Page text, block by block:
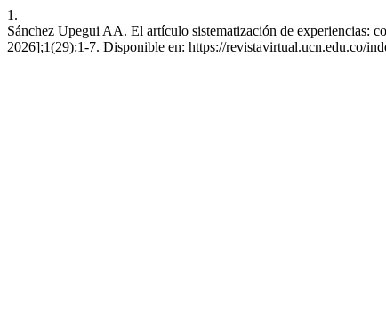
1.
Sánchez Upegui AA. El artículo sistematización de experiencias:
2026];1(29):1-7. Disponible en: https://revistavirtual.ucn.edu.co/